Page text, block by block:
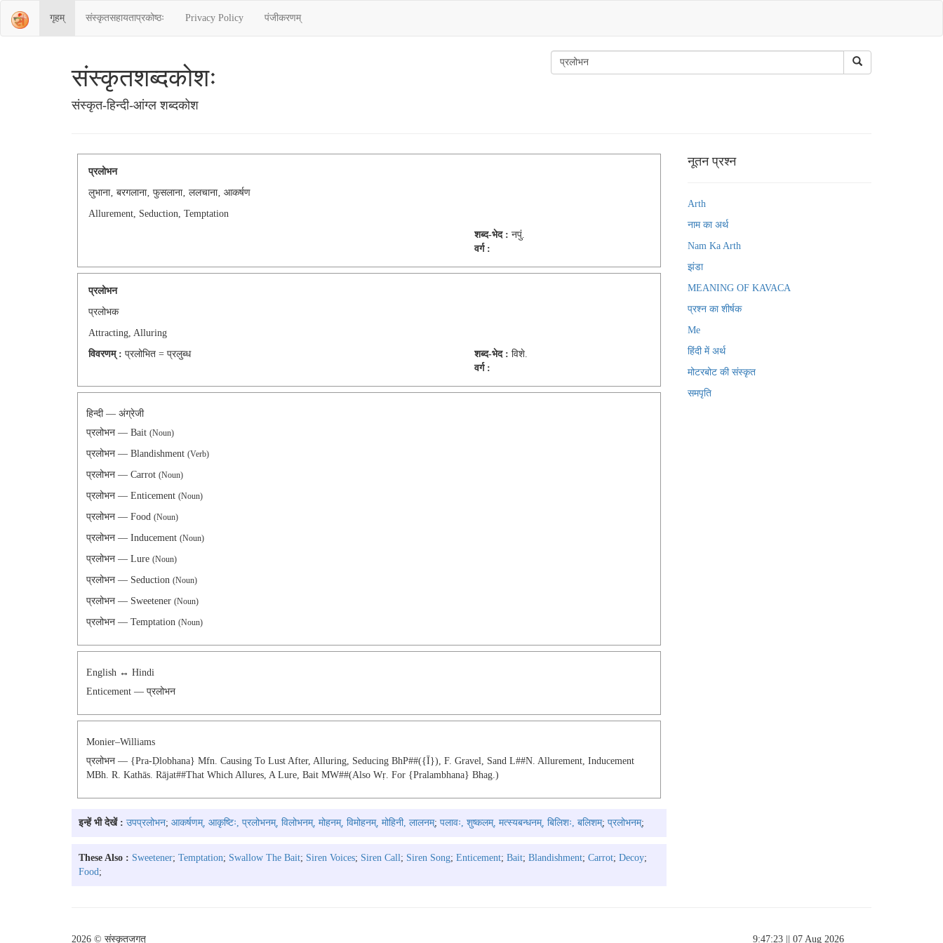
गृहम् संस्‍कृतसहायताप्रकोष्‍ठः Privacy Policy पंजीकरणम्
संस्‍कृतशब्‍दकोशः
संस्‍कृत-हिन्दी-आंग्ल शब्दकोश
प्रलोभन
लुभाना‚ बरगलाना‚ फुसलाना‚ ललचाना‚ आकर्षण
Allurement, Seduction, Temptation
शब्द-भेद : नपुं.
वर्ग :
प्रलोभन
प्रलोभक
Attracting, Alluring
विवरणम् : प्रलोभित = प्रलुब्ध शब्द-भेद : विशे.
वर्ग :
हिन्दी — अंग्रेजी
प्रलोभन — Bait (Noun)
प्रलोभन — Blandishment (Verb)
प्रलोभन — Carrot (Noun)
प्रलोभन — Enticement (Noun)
प्रलोभन — Food (Noun)
प्रलोभन — Inducement (Noun)
प्रलोभन — Lure (Noun)
प्रलोभन — Seduction (Noun)
प्रलोभन — Sweetener (Noun)
प्रलोभन — Temptation (Noun)
English ↔ Hindi
Enticement — प्रलोभन
Monier–Williams
प्रलोभन — {pra-Ḍlobhana} Mfn. Causing To Lust After, Alluring, Seducing BhP##({ī}), F. Gravel, Sand L##n. Allurement, Inducement
MBh. R. Kathās. Rājat##that Which Allures, A Lure, Bait MW##(also Wṛ. For {pralambhana} Bhag.)
इन्हें भी देखें : उपप्रलोभन; आकर्षणम्, आकृष्टिः, प्रलोभनम्, विलोभनम्, मोहनम्, विमोहनम्, मोहिनी, लालनम्; पलावः, शुष्कलम्, मत्स्यबन्धनम्, बिलिशः, बलिशम्; प्रलोभनम्;
These Also : Sweetener; Temptation; Swallow The Bait; Siren Voices; Siren Call; Siren Song; Enticement; Bait; Blandishment; Carrot; Decoy;
Food;
नूतन प्रश्न
Arth
नाम का अर्थ
Nam Ka Arth
झंडा
MEANING OF KAVACA
प्रश्न का शीर्षक
Me
हिंदी में अर्थ
मोटरबोट की संस्कृत
समपृति
2026 © संस्कृतजगत् 9:47:23 || 07 Aug 2026